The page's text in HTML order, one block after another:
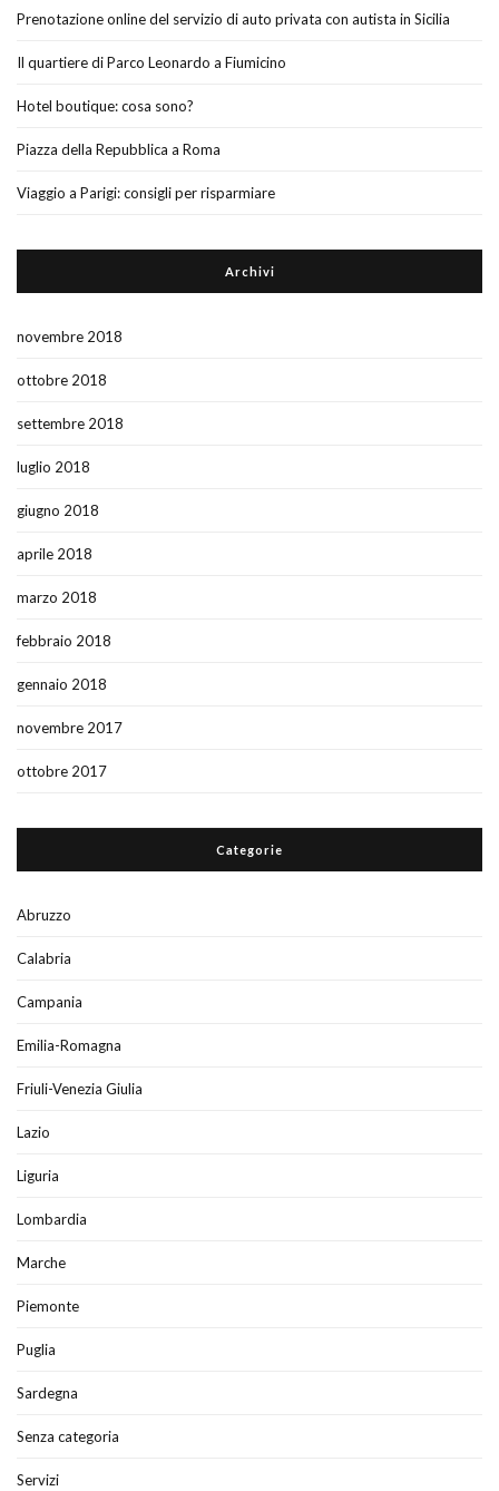
Prenotazione online del servizio di auto privata con autista in Sicilia
Il quartiere di Parco Leonardo a Fiumicino
Hotel boutique: cosa sono?
Piazza della Repubblica a Roma
Viaggio a Parigi: consigli per risparmiare
Archivi
novembre 2018
ottobre 2018
settembre 2018
luglio 2018
giugno 2018
aprile 2018
marzo 2018
febbraio 2018
gennaio 2018
novembre 2017
ottobre 2017
Categorie
Abruzzo
Calabria
Campania
Emilia-Romagna
Friuli-Venezia Giulia
Lazio
Liguria
Lombardia
Marche
Piemonte
Puglia
Sardegna
Senza categoria
Servizi